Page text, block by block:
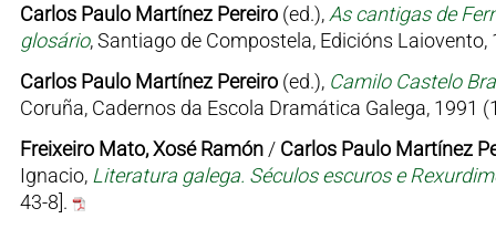
Carlos Paulo Martínez Pereiro(ed.), As cantigas de
glosário, Santiago de Compostela, Edicións Laiovento,
Carlos Paulo Martínez Pereiro(ed.), Camilo Castelo
Coruña, Cadernos da Escola Dramática Galega, 1991
Freixeiro Mato, Xosé Ramón/ Carlos Paulo Martínez
Ignacio, Literatura galega. Séculos escuros e
43-8].